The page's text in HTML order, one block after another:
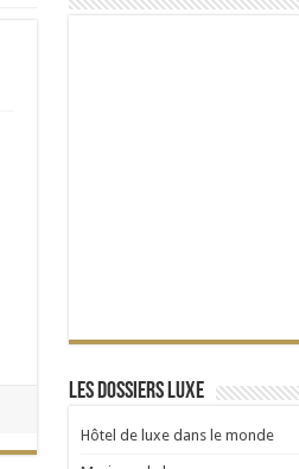
Les dossiers Luxe
Hôtel de luxe dans le monde